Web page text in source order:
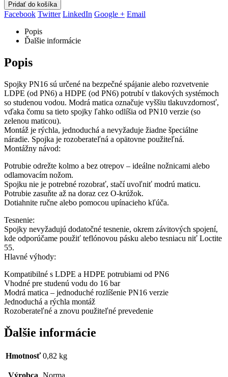
Pridať do košíka
Facebook Twitter LinkedIn Google + Email
Popis
Ďalšie informácie
Popis
Spojky PN16 sú určené na bezpečné spájanie alebo rozvetvenie
LDPE (od PN6) a HDPE (od PN6) potrubí v tlakových systémoch
so studenou vodou. Modrá matica označuje vyššiu tlakuvzdornosť,
vďaka čomu sa tieto spojky ľahko odlíšia od PN10 verzie (so
zelenou maticou).
Montáž je rýchla, jednoduchá a nevyžaduje žiadne špeciálne
náradie. Spojka je rozoberateľná a opätovne použiteľná.
Montážny návod:
Potrubie odrežte kolmo a bez otrepov – ideálne nožnicami alebo
odlamovacím nožom.
Spojku nie je potrebné rozobrať, stačí uvoľniť modrú maticu.
Potrubie zasuňte až na doraz cez O-krúžok.
Dotiahnite ručne alebo pomocou upínacieho kľúča.
Tesnenie:
Spojky nevyžadujú dodatočné tesnenie, okrem závitových spojení,
kde odporúčame použiť teflónovou pásku alebo tesniacu niť Loctite
55.
Hlavné výhody:
Kompatibilné s LDPE a HDPE potrubiami od PN6
Vhodné pre studenú vodu do 16 bar
Modrá matica – jednoduché rozlíšenie PN16 verzie
Jednoduchá a rýchla montáž
Rozoberateľné a znovu použiteľné prevedenie
Ďalšie informácie
Hmotnosť 0,82 kg
Výrobca Norma